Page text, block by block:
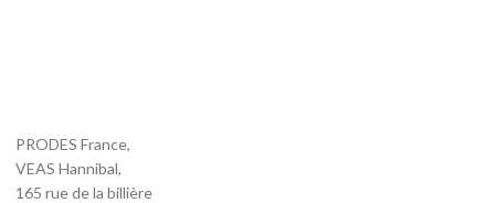
PRODES France,
VEAS Hannibal,
165 rue de la billière